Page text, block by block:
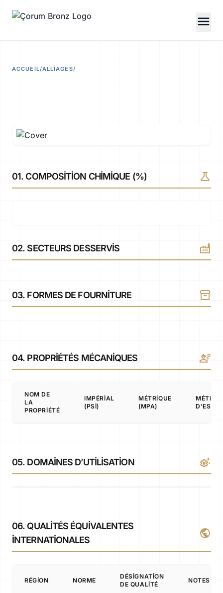
menu
ACCUEIL/ALLIAGES/
01. COMPOSITION CHIMIQUE (%) science
02. SECTEURS DESSERVIS factory
03. FORMES DE FOURNITURE inventory_2
04. PROPRIÉTÉS MÉCANIQUES engineering
NOM DE
LA
PROPRIÉTÉ
IMPÉRIAL
(PSI)
MÉTRIQUE
(MPA)
D’ESSAI
05. DOMAINES D’UTILISATION settings_suggest
06. QUALITÉS ÉQUIVALENTES
INTERNATIONALES
public
RÉGION NORME
DÉSIGNATION
DE QUALITÉ
NOTES